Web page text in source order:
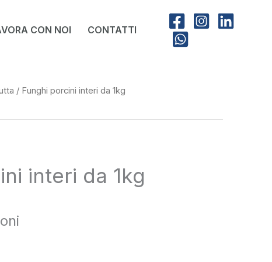
CON NOI CONTATTI
/ Funghi porcini interi da 1kg
interi da 1kg